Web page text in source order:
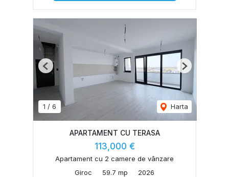
1 / 6 Harta
Previous Next
APARTAMENT CU TERASA
113,000 €
Apartament cu 2 camere de vânzare
Giroc
59.7 mp 2026